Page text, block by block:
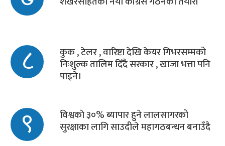
८ कुक , टेलर , वारिष्टा देखि केयर गिभरसम्मको
निःशुल्क तालिम दिँदै सरकार , खाजा भत्ता पनि
पाइने।
९ विश्वकाे ३०% ब्यापार हुने लालसागरको
सुरक्षाका लागि साउदीले महागठबन्धन बनाउँदै